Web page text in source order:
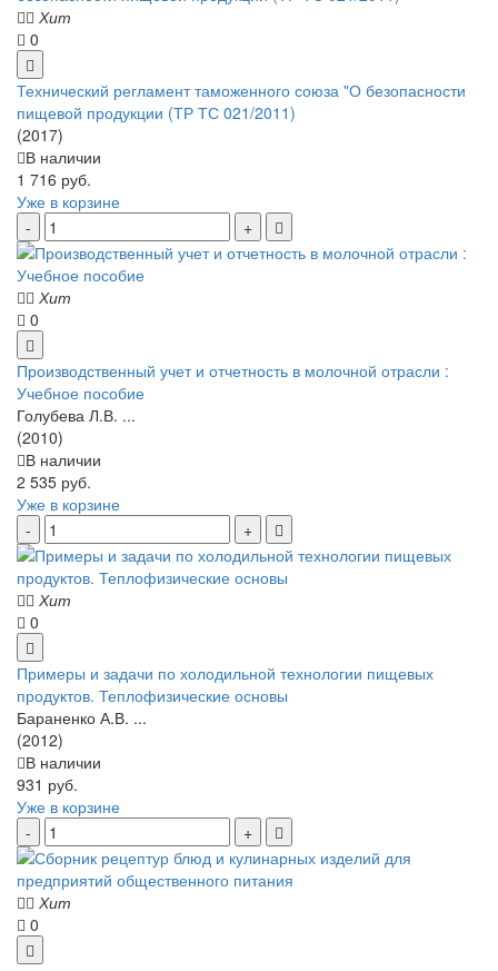
Хит
0
Технический регламент таможенного союза "О безопасности
пищевой продукции (ТР ТС 021/2011)
(2017)
В наличии
1 716 руб.
Уже в корзине
Хит
0
Производственный учет и отчетность в молочной отрасли :
Учебное пособие
Голубева Л.В. ...
(2010)
В наличии
2 535 руб.
Уже в корзине
Хит
0
Примеры и задачи по холодильной технологии пищевых
продуктов. Теплофизические основы
Бараненко А.В. ...
(2012)
В наличии
931 руб.
Уже в корзине
Хит
0